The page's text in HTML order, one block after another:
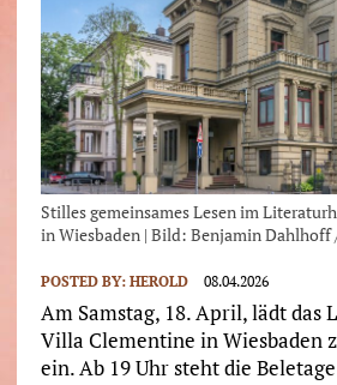
Stilles gemeinsames Lesen im
in Wiesbaden | Bild: Benjamin Dahlhoff
POSTED BY: HEROLD 08.04.2026
Am Samstag, 18. April, lädt das
Villa Clementine in Wiesbaden
ein. Ab 19 Uhr steht die